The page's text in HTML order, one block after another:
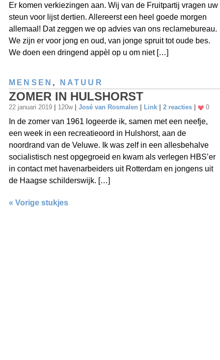
Er komen verkiezingen aan. Wij van de Fruitpartij vragen uw
steun voor lijst dertien. Allereerst een heel goede morgen
allemaal! Dat zeggen we op advies van ons reclamebureau.
We zijn er voor jong en oud, van jonge spruit tot oude bes.
We doen een dringend appèl op u om niet […]
MENSEN , NATUUR
ZOMER IN HULSHORST
22 januari 2019 120w José van Rosmalen Link 2 reacties 0
In de zomer van 1961 logeerde ik, samen met een neefje,
een week in een recreatieoord in Hulshorst, aan de
noordrand van de Veluwe. Ik was zelf in een allesbehalve
socialistisch nest opgegroeid en kwam als verlegen HBS’er
in contact met havenarbeiders uit Rotterdam en jongens uit
de Haagse schilderswijk. […]
« Vorige stukjes